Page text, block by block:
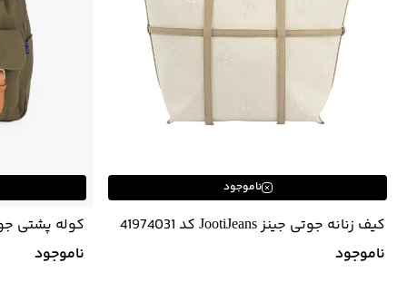
ناموجود
کیف زنانه جوتی جینز JootiJeans کد 41974031
ناموجود
13974903
ناموجود